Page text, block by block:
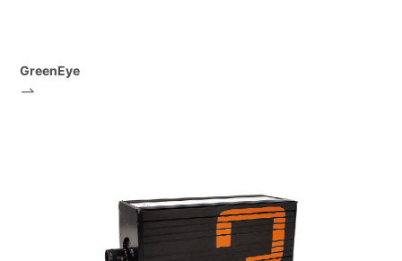
GreenEye